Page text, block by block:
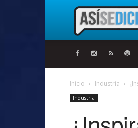
Inicio Industria
Industria